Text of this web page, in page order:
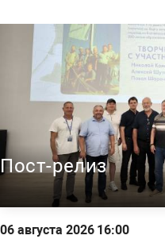
06 августа 2026 16:00
Пост-релиз